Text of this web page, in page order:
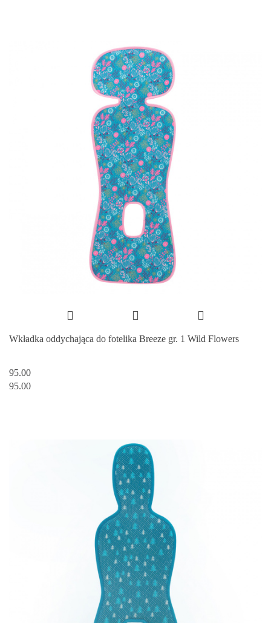
Wkładka oddychająca do fotelika Breeze gr. 1 Wild Flowers
95.00
95.00